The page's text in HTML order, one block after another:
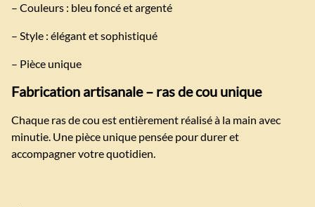
– Couleurs : bleu foncé et argenté
– Style : élégant et sophistiqué
– Pièce unique
Fabrication artisanale – ras de cou unique
Chaque ras de cou est entièrement réalisé à la main avec
minutie. Une pièce unique pensée pour durer et
accompagner votre quotidien.